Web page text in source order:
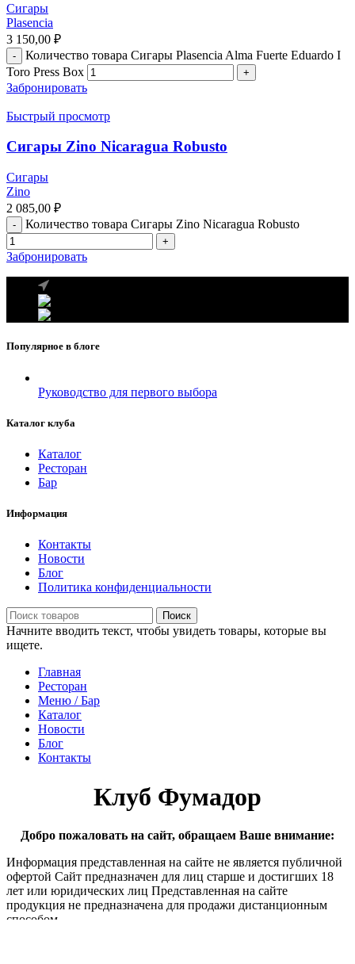
Сигары
Plasencia
3 150,00 ₽
Количество товара Сигары Plasencia Alma Fuerte Eduardo I
Toro Press Box
Забронировать
Быстрый просмотр
Сигары Zino Nicaragua Robusto
Сигары
Zino
2 085,00 ₽
Количество товара Сигары Zino Nicaragua Robusto
Забронировать
Популярное в блоге
Руководство для первого выбора
Каталог клуба
Каталог
Ресторан
Бар
Информация
Контакты
Новости
Блог
Политика конфиденциальности
Поиск
Начните вводить текст, чтобы увидеть товары, которые вы
ищете.
Главная
Ресторан
Меню / Бар
Каталог
Новости
Блог
Контакты
Клуб Фумадор
Добро пожаловать на сайт, обращаем Ваше внимание:
Информация представленная на сайте не является публичной
офертой Сайт предназначен для лиц старше и достигших 18
лет или юридических лиц Представленная на сайте
продукция не предназначена для продажи дистанционным
способом